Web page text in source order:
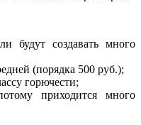
будут создавать много
(порядка 500 руб.);
горючести;
приходится много